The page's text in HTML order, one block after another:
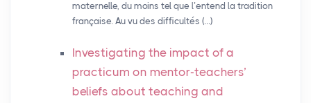
maternelle, du moins tel que l’entend la tradition
française. Au vu des difficultés (…)
Investigating the impact of a
practicum on mentor-teachers’
beliefs about teaching and